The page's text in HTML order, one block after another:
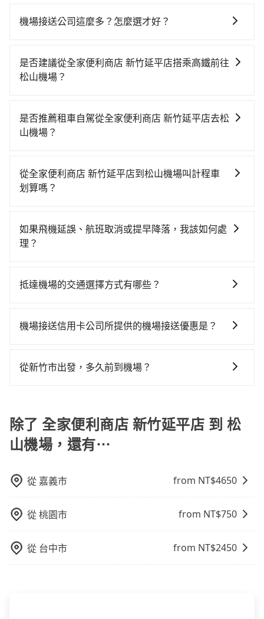
機場接送公司這麼多？怎麼選才好？
明：選擇價格公開透明，無隱藏費用的公司。 2.服務範
圍：確認公司是否提供您所在地區的接送服務。 3.車型
座椅、寵物友善車等特殊需求
是否建議從全家便利商店 新竹延平店搭乘高鐵前往
松山機場？
高鐵較貴、費時、轉車麻煩！從最早06:36一直到
23:27，新竹-台北一天最多有63班次高鐵可搭乘。假設
分鐘。抵達高鐵站後，步行進站、現場購票並於月台排
隊的時間約15分鐘，再乘坐31~36分鐘（平均34分）的
花17分鐘、車費300元後，抵達松山機場 (台北市松山區)
的目的地。全程加上轉車時間共1小時56分鐘，假設3位
元，費時1小時13分鐘。選擇搭乘高鐵而不預約包車，不
你僅有兩位乘車，也可參考tripool的拼車共乘服務，最
是否推薦租車自駕從全家便利商店 新竹延平店去松
山機場？
時不需要閉目養神（因為要自己開車），在北北基桃竹
有提供甲地乙還的iRent應該適合你。註冊完iRent的
商店 新竹延平店到松山機場的花費預估為$650~850，
雖已將eTag和可能的每小時40元路邊停車費用預估進
Prius C、Vios這類乘坐體驗較差的車款，如果人數超過
上一組乘客遺留的垃圾或者撞凹的車門仍未被修理，每
者要還車時卻偏偏找不到停車位，對於急著用車或者要
在遇到下雨天或者載行李時，就顯得非常不便。
從全家便利商店 新竹延平店到松山機場叫計程車
划算嗎？
灣大車隊、Uber、Line Taxi、Yoxi等，如果在路邊攔不
到車，也可考慮打電話至全家便利商店 新竹延平店附近
2,395~2,900元間，但如改預約tripool可省高達
擇。
如果飛機延誤、航班取消或提早降落，我該如何處
理？
前透過官網的線上客服告知，我方會盡力協助重新安排
tripool依舊會改派司機，但就不能保證旅客一出關即有
時間減少而提前落地，可在落地後直接與司機電話聯
抵達機場的交通選擇方式有哪些？
舉一些常見的選擇： 1. 捷運：如果機場附近有捷運或輕
方式。 3. 計程車：計程車通常是到達機場的比較昂貴的
道價格，避免爭議。 4. 預約機場接送：可以提前預訂服
務，安排接送。價格會因路線而有所不同。 5. 高鐵：搭
乘高鐵是最快速的選擇，但並非每個縣市都有高鐵站，
出境需攜帶大量行李的旅客並不方便。價格也會因您出
式取決於您的預算、時間和行程安排。建議您提前了解
並根據自己的需要選擇最方便和經濟實惠的交通方式。
機場接送信用卡公司所提供的機場接送優惠是？
不過，每家信用卡公司所提供的機場接送優惠次數都有
握最新的優惠訊息，並且充分利用您的信用卡優惠服
務。
從新竹市出發，多久前到機場？
都很順暢，但如果你搭機的時間是白天、剛好是上下班
尖峰時段、甚至連假前後，那最好再額外多加半小時的
緩衝時間。
除了 全家便利商店 新竹延平店 到 松
山機場，還有⋯
從 嘉義市 from NT$4650
從桃園市 from NT$750
從 台中市 from NT$2450